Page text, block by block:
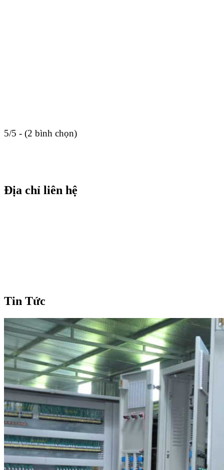
5/5 - (2 bình chọn)
Địa chỉ liên hệ
Tin Tức